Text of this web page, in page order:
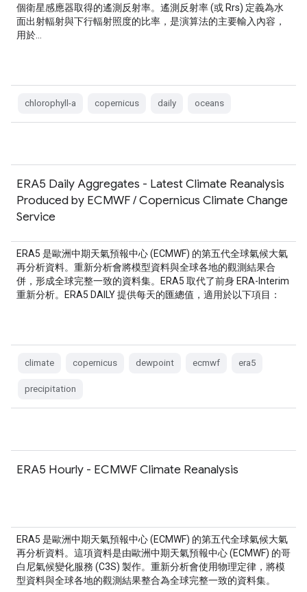
個衛星感應器取得的遙測反射率。遙測反射率 (或 Rrs) 定義為水
面出射輻射與下行輻射照度的比率，是演算法的主要輸入內容，
用於…
chlorophyll-a copernicus daily oceans
ERA5 Daily Aggregates - Latest Climate Reanalysis
Produced by ECMWF / Copernicus Climate Change
Service
ERA5 是歐洲中期天氣預報中心 (ECMWF) 的第五代全球氣候大氣
再分析資料。重新分析會將模型資料與全球各地的觀測結果合
併，形成全球完整一致的資料集。ERA5 取代了前身 ERA-Interim
重新分析。ERA5 DAILY 提供每天的匯總值，適用於以下項目：
climate copernicus dewpoint ecmwf era5
precipitation
ERA5 Hourly - ECMWF Climate Reanalysis
ERA5 是歐洲中期天氣預報中心 (ECMWF) 的第五代全球氣候大氣
再分析資料。這項資料是由歐洲中期天氣預報中心 (ECMWF) 的哥
白尼氣候變化服務 (C3S) 製作。重新分析會使用物理定律，將模
型資料與全球各地的觀測結果整合為全球完整一致的資料集。